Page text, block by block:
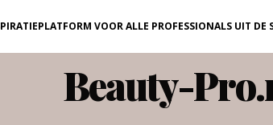
VOOR ALLE PROFESSIONALS UIT DE
Beauty-